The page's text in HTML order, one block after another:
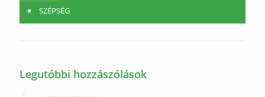
SZÉPSÉG
Legutóbbi hozzászólások